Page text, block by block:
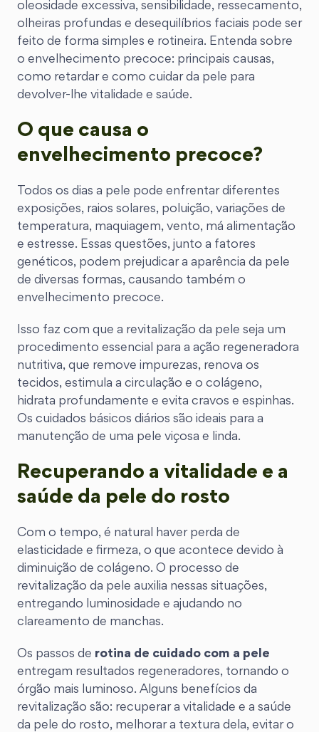
oleosidade excessiva, sensibilidade, ressecamento,
olheiras profundas e desequilíbrios faciais pode ser
feito de forma simples e rotineira. Entenda sobre
o envelhecimento precoce: principais causas,
como retardar e como cuidar da pele para
devolver-lhe vitalidade e saúde.
O que causa o
envelhecimento precoce?
Todos os dias a pele pode enfrentar diferentes
exposições, raios solares, poluição, variações de
temperatura, maquiagem, vento, má alimentação
e estresse. Essas questões, junto a fatores
genéticos, podem prejudicar a aparência da pele
de diversas formas, causando também o
envelhecimento precoce.
Isso faz com que a revitalização da pele seja um
procedimento essencial para a ação regeneradora
nutritiva, que remove impurezas, renova os
tecidos, estimula a circulação e o colágeno,
hidrata profundamente e evita cravos e espinhas.
Os cuidados básicos diários são ideais para a
manutenção de uma pele viçosa e linda.
Recuperando a vitalidade e a
saúde da pele do rosto
Com o tempo, é natural haver perda de
elasticidade e firmeza, o que acontece devido à
diminuição de colágeno. O processo de
revitalização da pele auxilia nessas situações,
entregando luminosidade e ajudando no
clareamento de manchas.
Os passos de rotina de cuidado com a pele
entregam resultados regeneradores, tornando o
órgão mais luminoso. Alguns benefícios da
revitalização são: recuperar a vitalidade e a saúde
da pele do rosto, melhorar a textura dela, evitar o